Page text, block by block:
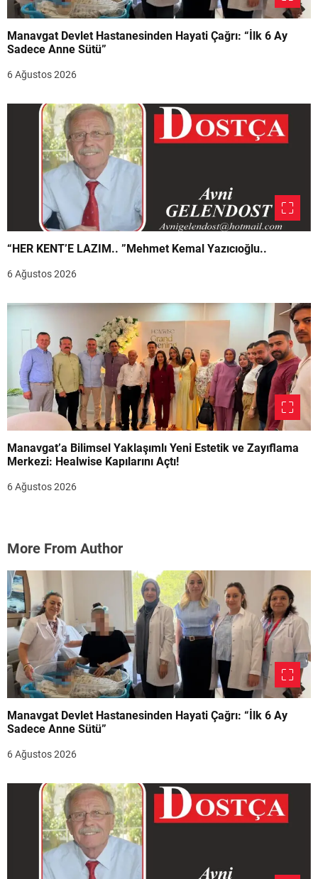
Manavgat Devlet Hastanesinden Hayati Çağrı: “İlk 6 Ay
Sadece Anne Sütü”
6 Ağustos 2026
“HER KENT’E LAZIM.. ”Mehmet Kemal Yazıcıoğlu..
6 Ağustos 2026
Manavgat’a Bilimsel Yaklaşımlı Yeni Estetik ve Zayıflama
Merkezi: Healwise Kapılarını Açtı!
6 Ağustos 2026
More From Author
Manavgat Devlet Hastanesinden Hayati Çağrı: “İlk 6 Ay
Sadece Anne Sütü”
6 Ağustos 2026